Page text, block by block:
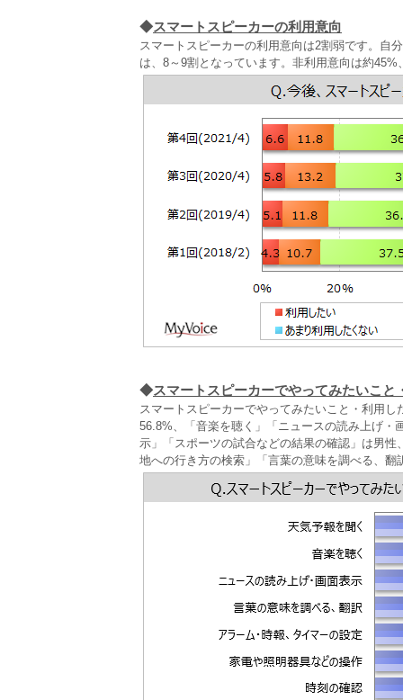
◆スマートスピーカーの利用意向
スマートスピーカーの利用意向は2割弱です。自
は、8～9割となっています。非利用意向は約
◆スマートスピーカーでやってみたいこと
スマートスピーカーでやってみたいこと・利用
56.8%、「音楽を聴く」「ニュースの読み上げ
示」「スポーツの試合などの結果の確認」は男
地への行き方の検索」「言葉の意味を調べる、